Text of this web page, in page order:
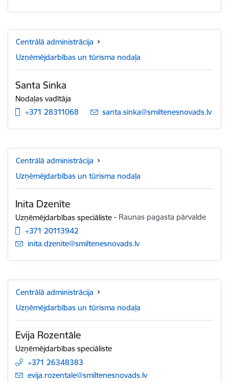
Centrālā administrācija
Uzņēmējdarbības un tūrisma nodaļa
Santa Sinka
Nodaļas vadītāja
+371 28311068
E-pasts:
santa.sinka@smiltenesnovads.lv
Centrālā administrācija
Uzņēmējdarbības un tūrisma nodaļa
Inita Dzenīte
Uzņēmējdarbības speciāliste - Raunas pagasta pārvalde
+371 20113942
E-pasts:
inita.dzenite@smiltenesnovads.lv
Centrālā administrācija
Uzņēmējdarbības un tūrisma nodaļa
Evija Rozentāle
Uzņēmējdarbības speciāliste
+371 26348383
E-pasts:
evija.rozentale@smiltenesnovads.lv